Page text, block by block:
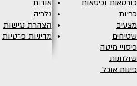
כורסאות וכיסאות
כריות
מצעים
שטיחים
כיסויי מיטה
שולחנות
פינות אוכל
אודות
גלריה
הצהרת נגישות
מדיניות פרטיות